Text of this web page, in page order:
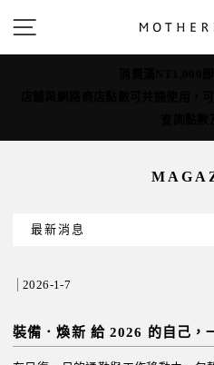
到
最新消息
2026-1-7
裝備．煥新 給 2026 的自己，